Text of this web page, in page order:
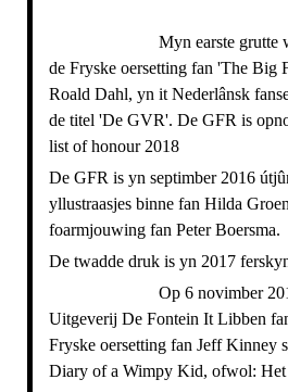
Myn earste grutte
de Fryske oersetting fan 'The Big
Roald Dahl, yn it Nederlânsk
de titel 'De GVR'. De GFR is
list of honour 2018
De GFR is yn septimber 2016
yllustraasjes binne fan Hilda
foarmjouwing fan Peter Boersma.
De twadde druk is yn 2017
Op 6 novimber
Uitgeverij De Fontein It Libben
Fryske oersetting fan Jeff Kinney
Diary of a Wimpy Kid, ofwol: Het